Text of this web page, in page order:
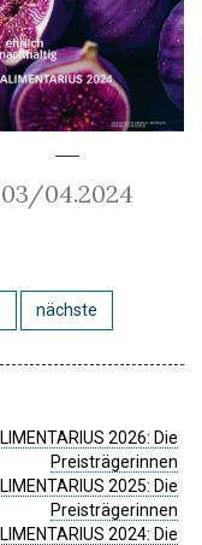
03/04.2024
nächste
2026: Die
Preisträgerinnen
2025: Die
Preisträgerinnen
2024: Die